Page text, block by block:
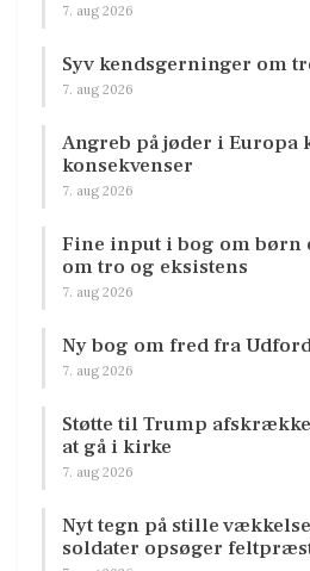
7. aug 2026
Syv kendsgerninger om
7. aug 2026
Angreb på jøder i Europa
konsekvenser
7. aug 2026
Fine input i bog om børn
om tro og eksistens
7. aug 2026
Ny bog om fred fra
7. aug 2026
Støtte til Trump
at gå i kirke
7. aug 2026
Nyt tegn på stille
soldater opsøger